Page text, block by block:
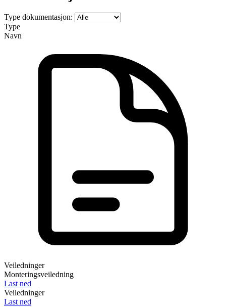
Type dokumentasjon:
Type
Navn
Veiledninger
Monteringsveiledning
Last ned
Veiledninger
Last ned